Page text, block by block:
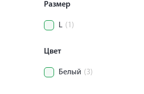
Размер
L (1)
Цвет
Белый (3)